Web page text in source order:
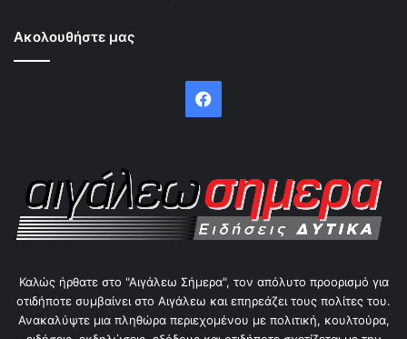
Ακολουθήστε μας
Facebook
Καλώς ήρθατε στο "Αιγάλεω Σήμερα", τον απόλυτο προορισμό για
οτιδήποτε συμβαίνει στο Αιγάλεω και επηρεάζει τους πολίτες του.
Ανακαλύψτε μια πληθώρα περιεχομένου με πολιτική, κουλτούρα,